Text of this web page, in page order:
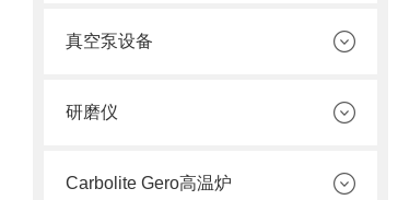
真空泵设备
研磨仪
Carbolite Gero高温炉